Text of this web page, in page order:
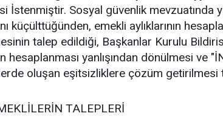
İstenmiştir. Sosyal güvenlik mevzuatında
küçülttüğünden, emekli aylıklarının
talep edildiği, Başkanlar Kurulu
hesaplanması yanlışından dönülmesi ve
oluşan eşitsizliklere çözüm getirilmesi
TALEPLERİ